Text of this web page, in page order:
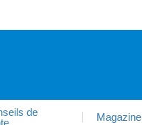
de
Magazine